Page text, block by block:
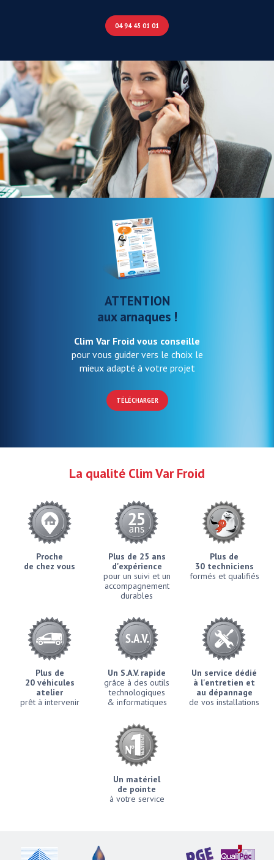
04 94 45 01 01
ATTENTION
aux arnaques !
Clim Var Froid vous conseille
pour vous guider vers le choix le
mieux adapté à votre projet
TÉLÉCHARGER
La qualité Clim Var Froid
Proche
de chez vous
Plus de 25 ans
d'expérience
pour un suivi et un
accompagnement
durables
Plus de
30 techniciens
formés et qualifiés
Plus de
20 véhicules
atelier
prêt à intervenir
Un S.A.V. rapide
grâce à des outils
technologiques
& informatiques
Un service dédié
à l'entretien et
au dépannage
de vos installations
Un matériel
de pointe
à votre service